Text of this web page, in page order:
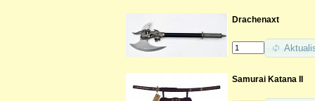
Drachenaxt
Samurai Katana II